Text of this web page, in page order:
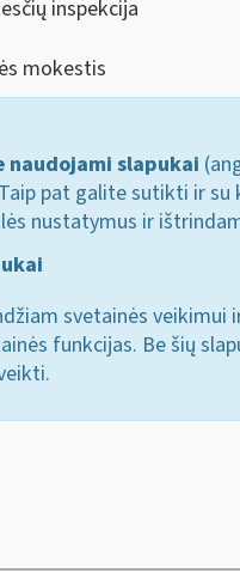
inspekcija
mokestis
naudojami slapukai
pat galite sutikti ir
nustatymus ir
svetainės veikimui
funkcijas. Be šių